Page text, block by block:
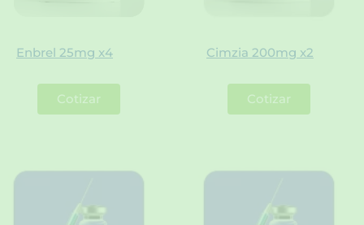
Enbrel 25mg x4
Cotizar
Cimzia 200mg x2
Cotizar